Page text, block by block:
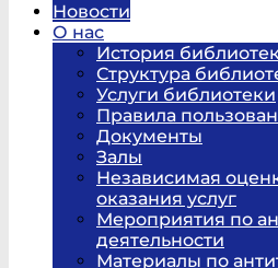
Новости
О нас
История
Структура
Услуги библиотеки
Правила
Документы
Залы
Независимая
оказания услуг
Мероприятия по
деятельности
Материалы по